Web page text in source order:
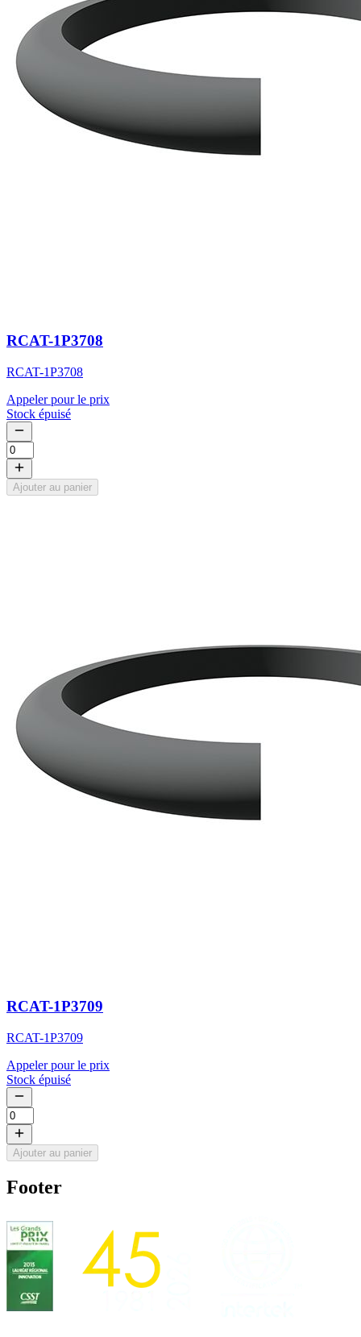
RCAT-1P3708
RCAT-1P3708
Appeler pour le prix
Stock épuisé
Ajouter au panier
RCAT-1P3709
RCAT-1P3709
Appeler pour le prix
Stock épuisé
Ajouter au panier
Footer